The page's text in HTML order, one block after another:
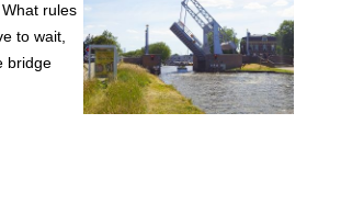
rules
to wait,
bridge